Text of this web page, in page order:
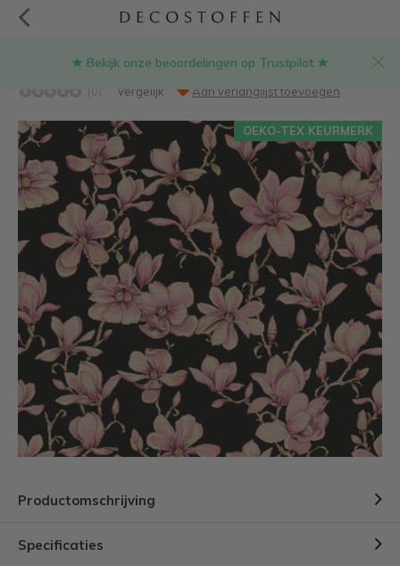
★ Bekijk onze beoordelingen op Trustpilot ★
Magnolia bloemen gobelin stof
(0) Vergelijk Aan verlanglijst toevoegen
OEKO-TEX KEURMERK
Productomschrijving
Specificaties